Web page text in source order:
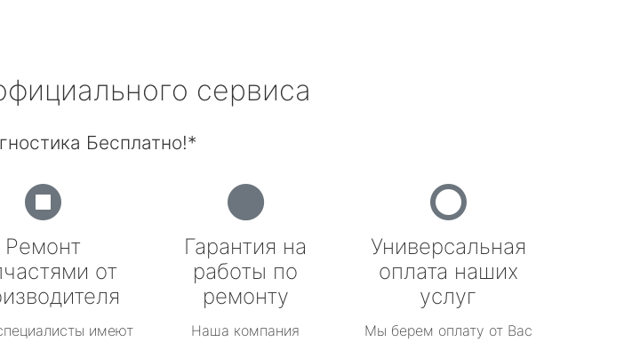
сервиса
Бесплатно!*
Ремонт
от
имеют
Гарантия на
работы по
ремонту
Наша компания
Универсальная
оплата наших
услуг
Мы берем оплату от Вас